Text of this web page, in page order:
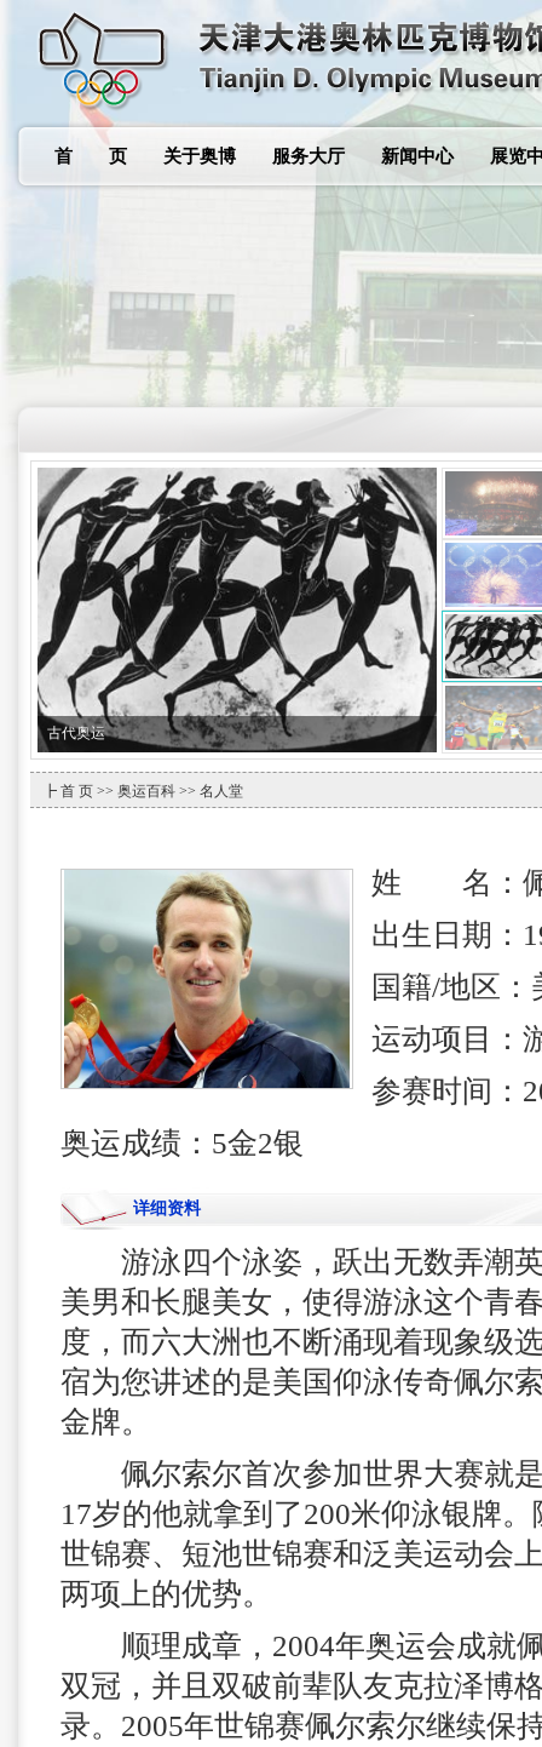
首 页 关于奥博 服务大厅 新闻中心 展览
古代奥运
┣ 首 页 >> 奥运百科 >> 名人堂
姓 名：佩
出生日期：
国籍/地区：
运动项目：
参赛时间：
奥运成绩：5金2银
详细资料
游泳四个泳姿，跃出无数弄潮英
美男和长腿美女，使得游泳这个青
度，而六大洲也不断涌现着现象级
宿为您讲述的是美国仰泳传奇佩尔
金牌。
佩尔索尔首次参加世界大赛就是
17岁的他就拿到了200米仰泳银牌
世锦赛、短池世锦赛和泛美运动会
两项上的优势。
顺理成章，2004年奥运会成就佩
双冠，并且双破前辈队友克拉泽博
录。2005年世锦赛佩尔索尔继续保